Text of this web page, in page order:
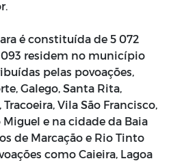
é constituída de 5 072
residem no município
pelas povoações,
Galego, Santa Rita,
Vila São Francisco,
Miguel e na cidade da Baia
de Marcação e Rio Tinto
como Caieira, Lagoa